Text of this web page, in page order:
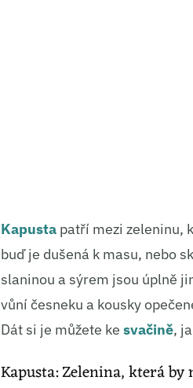
Kapusta patří mezi zeleninu,
buď je dušená k masu, nebo
slaninou a sýrem jsou úplně
vůní česneku a kousky
Dát si je můžete ke svačině,
Kapusta: Zelenina, která